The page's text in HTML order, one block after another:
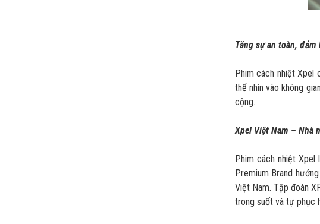
Tăng sự an toàn,
Phim cách nhiệt Xpel
thể nhìn vào không
cộng.
Xpel Việt Nam – Nhà
Phim cách nhiệt
Premium Brand
Việt Nam. Tập đoàn
trong suốt và tự phục